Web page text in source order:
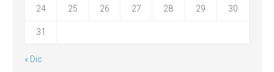
24 25 26 27 28 29 30
31
« Dic